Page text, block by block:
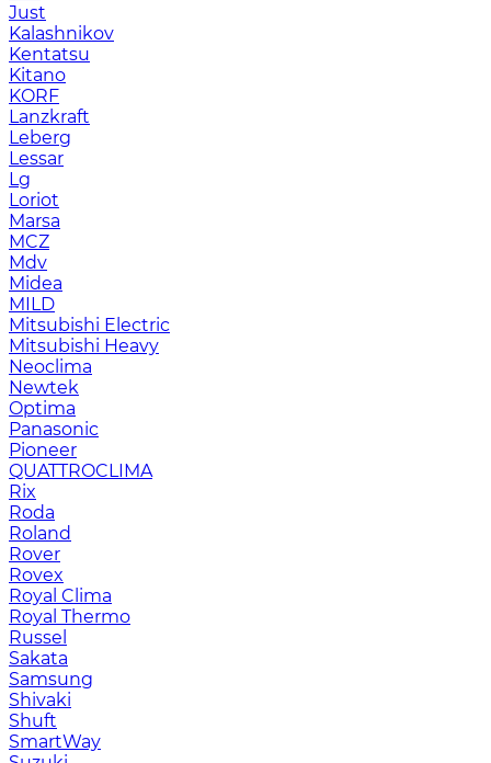
Just
Kalashnikov
Kentatsu
Kitano
KORF
Lanzkraft
Leberg
Lessar
Lg
Loriot
Marsa
MCZ
Mdv
Midea
MILD
Mitsubishi Electric
Mitsubishi Heavy
Neoclima
Newtek
Optima
Panasonic
Pioneer
QUATTROCLIMA
Rix
Roda
Roland
Rover
Rovex
Royal Clima
Royal Thermo
Russel
Sakata
Samsung
Shivaki
Shuft
SmartWay